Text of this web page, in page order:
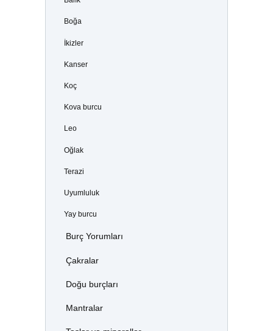
Boğa
İkizler
Kanser
Koç
Kova burcu
Leo
Oğlak
Terazi
Uyumluluk
Yay burcu
Burç Yorumları
Çakralar
Doğu burçları
Mantralar